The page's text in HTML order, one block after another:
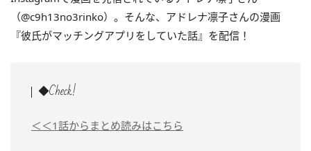
（@c9h13no3rinko）。そんな、アドレナ凛子さんの漫画
『彼氏がマッチングアプリをしていた話』を配信！
◆Check!
＜＜1話からまとめ読みはこちら